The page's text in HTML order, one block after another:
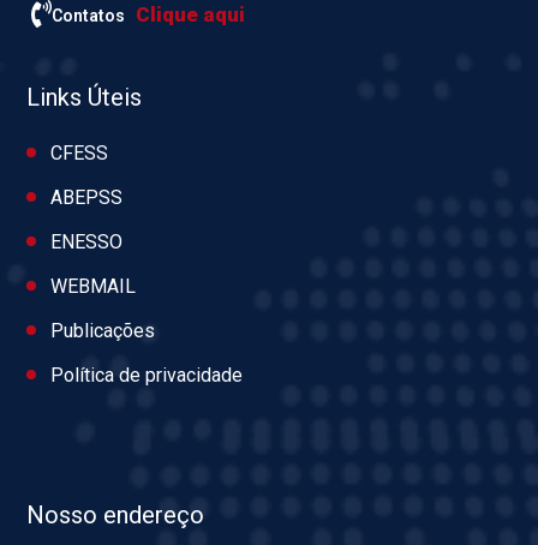
Contatos Clique aqui
Links Úteis
CFESS
ABEPSS
ENESSO
WEBMAIL
Publicações
Política de privacidade
Nosso endereço